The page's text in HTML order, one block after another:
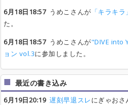
6月18日18:57うめこさんが 「キラキラ」
た。
6月18日18:57うめこさんが"DIVE into
ョン vol.3に参加しました。
最近の書き込み
6月19日20:19 遅刻早退スレにぎゃおさ